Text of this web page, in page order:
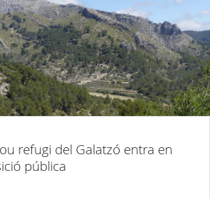
refugi del Galatzó entra en
pública